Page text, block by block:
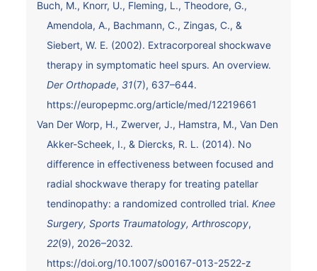
Buch, M., Knorr, U., Fleming, L., Theodore, G.,
Amendola, A., Bachmann, C., Zingas, C., &
Siebert, W. E. (2002). Extracorporeal shockwave
therapy in symptomatic heel spurs. An overview.
Der Orthopade, 31(7), 637–644.
https://europepmc.org/article/med/12219661
Van Der Worp, H., Zwerver, J., Hamstra, M., Van Den
Akker-Scheek, I., & Diercks, R. L. (2014). No
difference in effectiveness between focused and
radial shockwave therapy for treating patellar
tendinopathy: a randomized controlled trial. Knee
Surgery, Sports Traumatology, Arthroscopy,
22(9), 2026–2032.
https://doi.org/10.1007/s00167-013-2522-z